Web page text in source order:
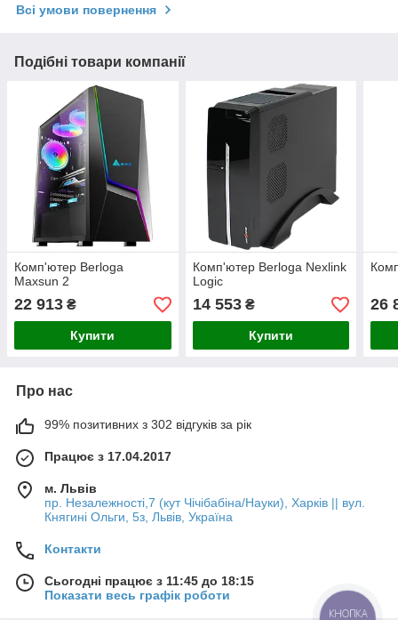
Всі умови повернення
Подібні товари компанії
Комп'ютер Berloga
Maxsun 2
22 913 ₴
Купити
Комп'ютер Berloga Nexlink
Logic
14 553₴
Купити
26
Про нас
99% позитивних з 302 відгуків за рік
Працює з 17.04.2017
м. Львів
пр. Незалежності,7 (кут Чічібабіна/Науки), Харків || вул.
Княгині Ольги, 5з, Львів, Україна
Контакти
Сьогодні працює з 11:45 до 18:15
Показати весь графік роботи
КНОПКА